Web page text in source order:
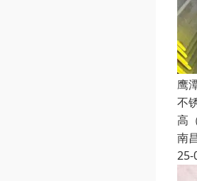
鹰
不
高
南
25-